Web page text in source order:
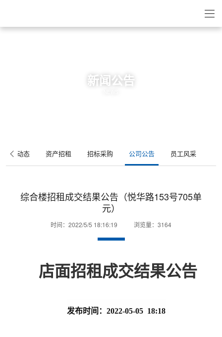
新闻公告
集团动态 资产招租 招标采购 公司公告 员工风采
综合楼招租成交结果公告（悦华路153号705单
元）
时间：2022/5/5 18:16:19 浏览量：3164
店面招租成交结果公告
发布时间：2022-05-05 18:18